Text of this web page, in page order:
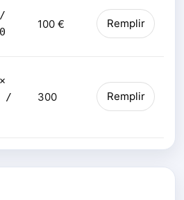
100 € Remplir
/
300 Remplir